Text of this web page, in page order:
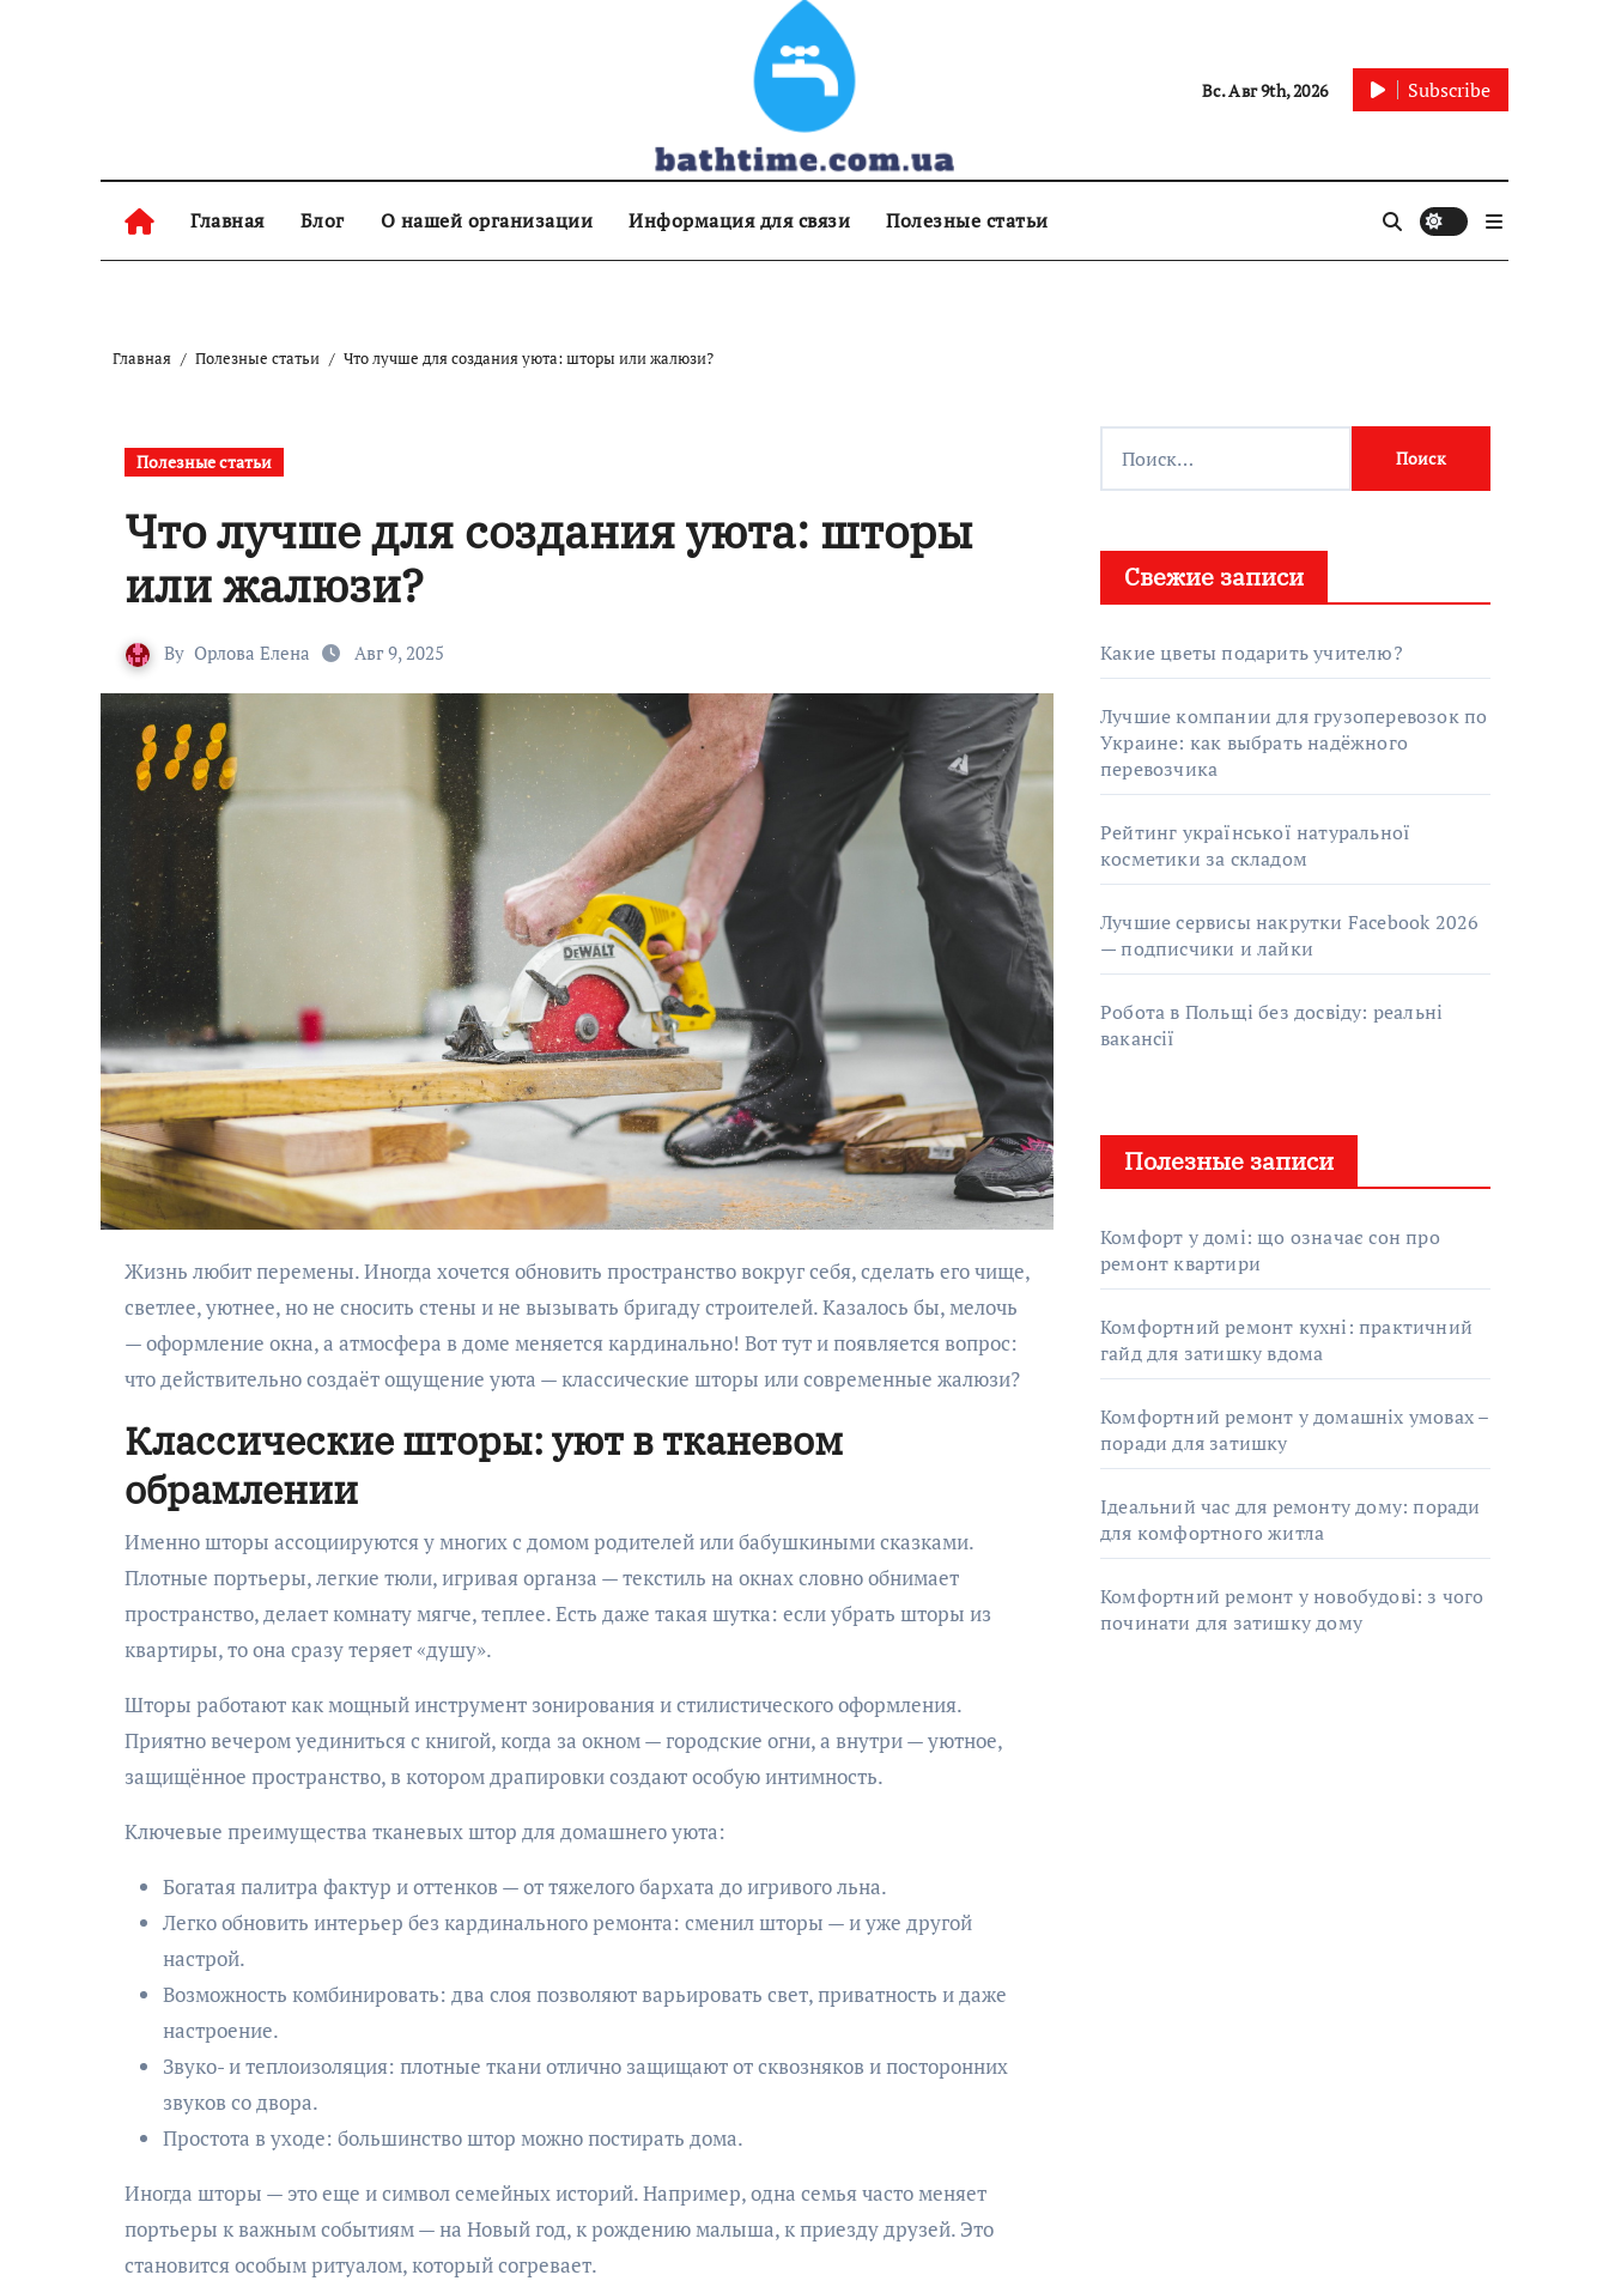
Вс. Авг 9th, 2026 Subscribe
Главная Блог О нашей организации Информация для связи Полезные статьи
Главная Полезные статьи Что лучше для создания уюта: шторы или жалюзи?
Полезные статьи
Что лучше для создания уюта: шторы
или жалюзи?
By Орлова Елена Авг 9, 2025
Жизнь любит перемены. Иногда хочется обновить пространство вокруг себя, сделать его чище,
светлее, уютнее, но не сносить стены и не вызывать бригаду строителей. Казалось бы, мелочь
— оформление окна, а атмосфера в доме меняется кардинально! Вот тут и появляется вопрос:
что действительно создаёт ощущение уюта — классические шторы или современные жалюзи?
Классические шторы: уют в тканевом
обрамлении
Именно шторы ассоциируются у многих с домом родителей или бабушкиными сказками.
Плотные портьеры, легкие тюли, игривая органза — текстиль на окнах словно обнимает
пространство, делает комнату мягче, теплее. Есть даже такая шутка: если убрать шторы из
квартиры, то она сразу теряет «душу».
Шторы работают как мощный инструмент зонирования и стилистического оформления.
Приятно вечером уединиться с книгой, когда за окном — городские огни, а внутри — уютное,
защищённое пространство, в котором драпировки создают особую интимность.
Ключевые преимущества тканевых штор для домашнего уюта:
Богатая палитра фактур и оттенков — от тяжелого бархата до игривого льна.
Легко обновить интерьер без кардинального ремонта: сменил шторы — и уже другой
настрой.
Возможность комбинировать: два слоя позволяют варьировать свет, приватность и даже
настроение.
Звуко- и теплоизоляция: плотные ткани отлично защищают от сквозняков и посторонних
звуков со двора.
Простота в уходе: большинство штор можно постирать дома.
Иногда шторы — это еще и символ семейных историй. Например, одна семья часто меняет
портьеры к важным событиям — на Новый год, к рождению малыша, к приезду друзей. Это
становится особым ритуалом, который согревает.
Свежие записи
Какие цветы подарить учителю?
Лучшие компании для грузоперевозок по
Украине: как выбрать надёжного
перевозчика
Рейтинг української натуральної
косметики за складом
Лучшие сервисы накрутки Facebook 2026
— подписчики и лайки
Робота в Польщі без досвіду: реальні
вакансії
Полезные записи
Комфорт у домі: що означає сон про
ремонт квартири
Комфортний ремонт кухні: практичний
гайд для затишку вдома
Комфортний ремонт у домашніх умовах –
поради для затишку
Ідеальний час для ремонту дому: поради
для комфортного житла
Комфортний ремонт у новобудові: з чого
починати для затишку дому